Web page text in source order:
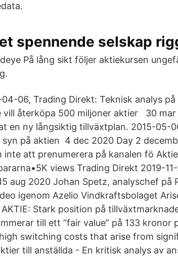
et spennende selskap
På lång sikt följer aktiekursen
04-06, Trading Direkt: Teknisk analys
vill återköpa 500 miljoner aktier 30
en ny långsiktig tillväxtplan. 2015-05-
på aktien 4 dec 2020 Day 2
inte att prenumerera på kanalen fö
views Trading Direkt 2019-
aug 2020 Johan Spetz, analyschef på
igenom Azelio Vindkraftsbolaget
Stark position på
till ett ”fair value” på 133 kronor
switching costs that arise from
till anställda - En kritisk analys av